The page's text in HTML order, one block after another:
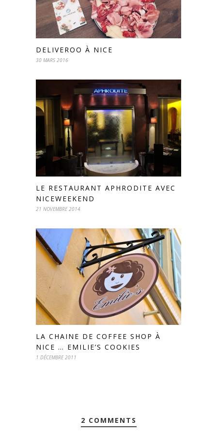
DELIVEROO À NICE
30 MARS 2016
LE RESTAURANT APHRODITE AVEC
NICEWEEKEND
21 NOVEMBRE 2014
LA CHAINE DE COFFEE SHOP À
NICE … EMILIE’S COOKIES
1 DÉCEMBRE 2011
2 COMMENTS